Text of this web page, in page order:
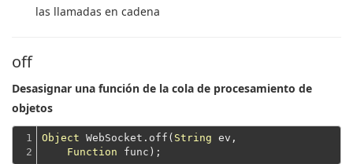
las llamadas en cadena
off
Desasignar una función de la cola de procesamiento de
objetos
1
2
Object WebSocket.off( String ev,
Function